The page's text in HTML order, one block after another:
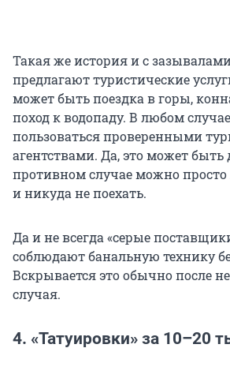
Такая же история и с
предлагают туристические
может быть поездка в горы,
поход к водопаду. В любом
пользоваться проверенными
агентствами. Да, это может быть
противном случае можно
и никуда не поехать.
Да и не всегда «серые
соблюдают банальную технику
Вскрывается это обычно после
случая.
4. «Татуировки» за 10–20